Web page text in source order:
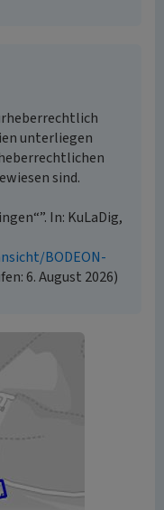
unterliegen
sind.
In: KuLaDig,
BODEON-
6. August 2026)